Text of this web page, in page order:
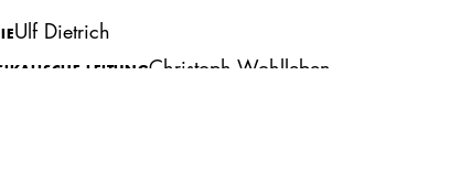
Ulf Dietrich
LEITUNGChristoph Wohlleben